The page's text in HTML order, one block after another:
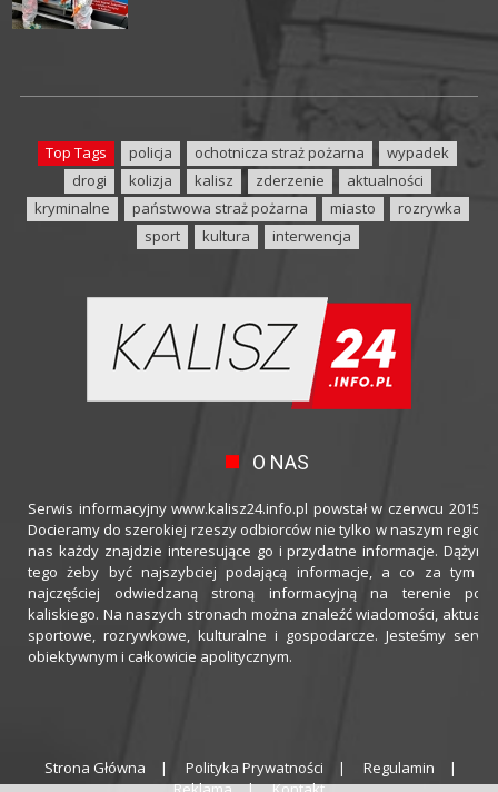
Top Tags policja ochotnicza straż pożarna
wypadek
drogi
kolizja kalisz zderzenie
aktualności
kryminalne
państwowa straż pożarna miasto
rozrywka
sport
kultura interwencja
O NAS
Serwis informacyjny www.kalisz24.info.pl powstał w czerwcu 2015
Docieramy do szerokiej rzeszy odbiorców nie tylko w naszym
nas każdy znajdzie interesujące go i przydatne informacje.
tego żeby być najszybciej podającą informacje, a co za tym
najczęściej odwiedzaną stroną informacyjną na terenie
kaliskiego. Na naszych stronach można znaleźć wiadomości,
sportowe, rozrywkowe, kulturalne i gospodarcze. Jesteśmy
obiektywnym i całkowicie apolitycznym.
Strona Główna Polityka Prywatności
Regulamin